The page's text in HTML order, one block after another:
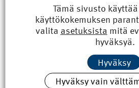
uudistumista ja teknologiankehittymistä.
,
rakentaminen
Tämä sivusto
käyttökokemuksen
valita asetuksista mitä
hyväksyä.
Hyväksy
Hyväksy vain